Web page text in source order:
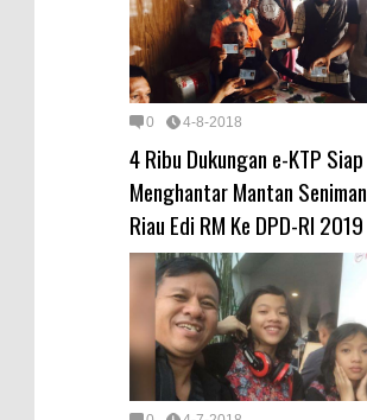
0 4-8-2018
4 Ribu Dukungan e-KTP Siap
Menghantar Mantan Seniman
Riau Edi RM Ke DPD-RI 2019